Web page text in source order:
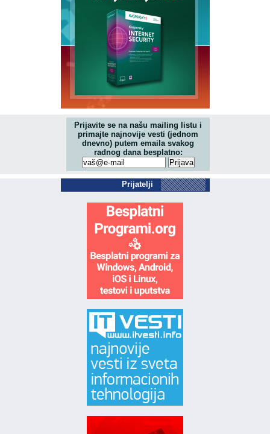
Prijavite se na našu mailing listu i
primajte najnovije vesti (jednom
dnevno) putem emaila svakog
radnog dana besplatno:
Prijatelji